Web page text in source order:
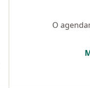
O